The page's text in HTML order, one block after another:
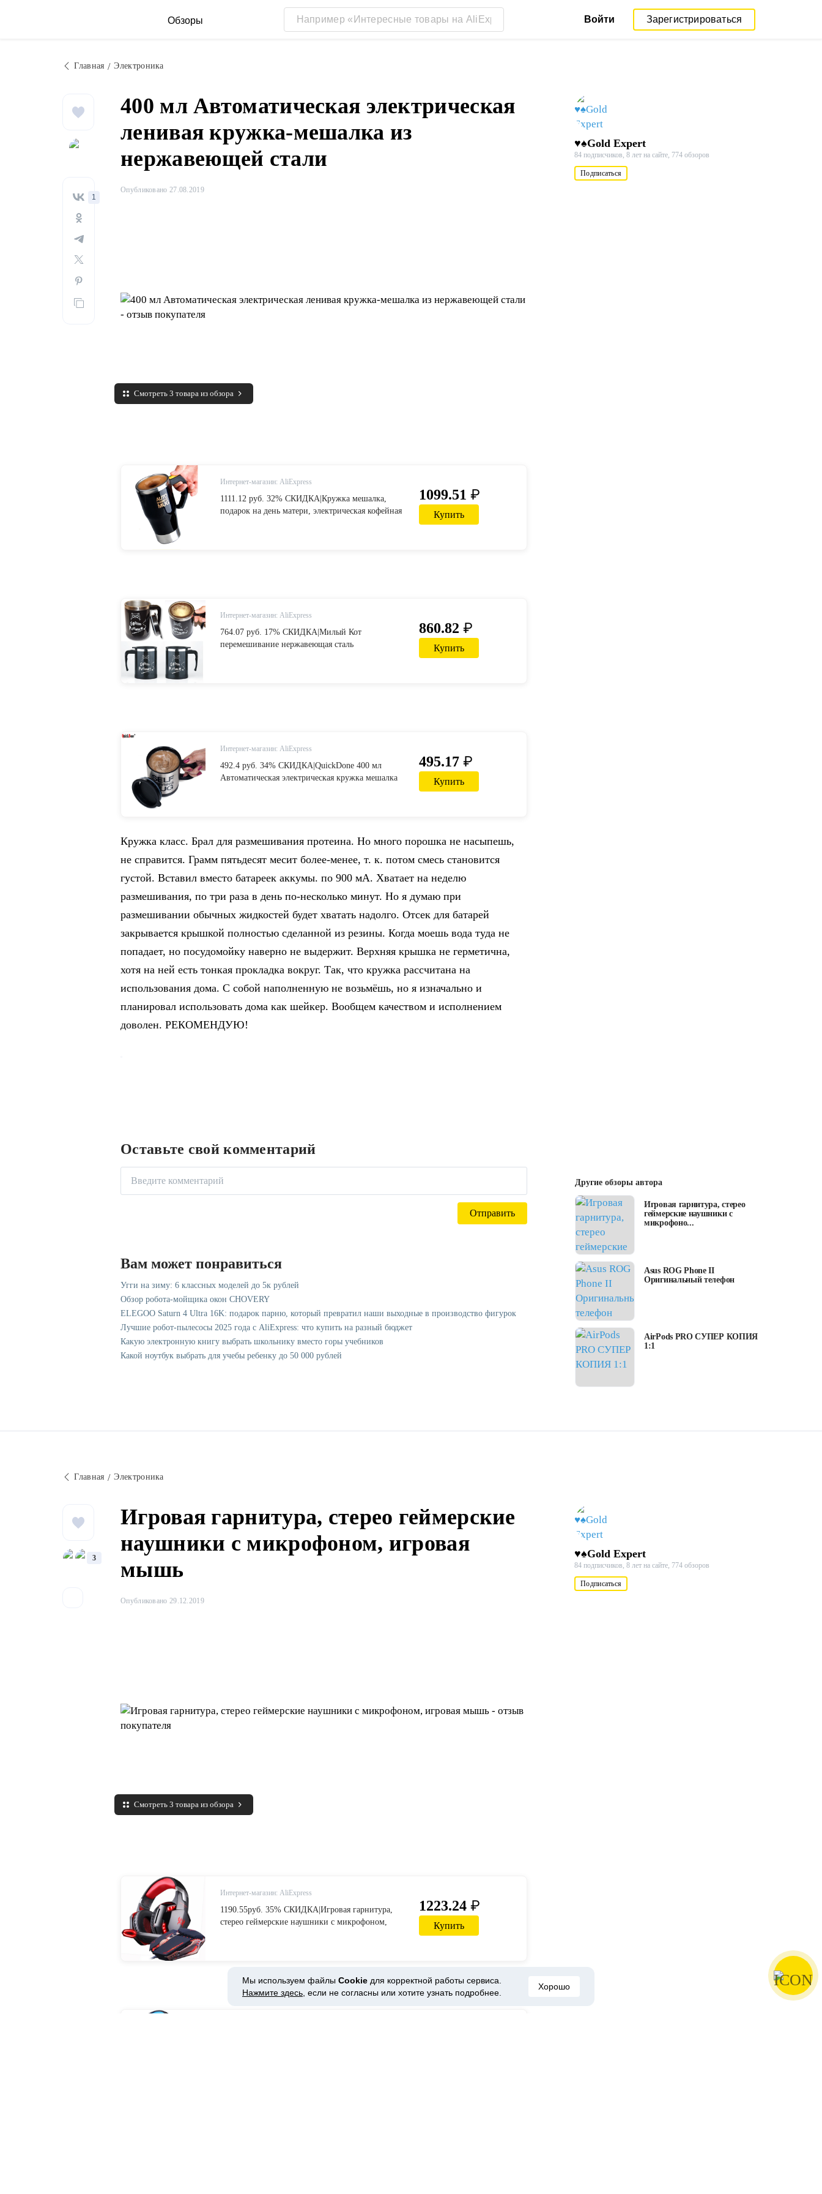
Обзоры Войти Зарегистрироваться
Главная Электроника
1
400 мл Автоматическая электрическая
ленивая кружка-мешалка из
нержавеющей стали
Опубликовано 27.08.2019
Смотреть 3 товара из обзора
Интернет-магазин: AliExpress
1111.12 руб. 32% СКИДКА|Кружка мешалка,
подарок на день матери, электрическая кофейная
1099.51 ₽
Купить
Интернет-магазин: AliExpress
764.07 руб. 17% СКИДКА|Милый Кот
перемешивание нержавеющая сталь
860.82 ₽
Купить
Интернет-магазин: AliExpress
492.4 руб. 34% СКИДКА|QuickDone 400 мл
Автоматическая электрическая кружка мешалка
495.17 ₽
Купить
Кружка класс. Брал для размешивания протеина. Но много порошка не насыпешь,
не справится. Грамм пятьдесят месит более-менее, т. к. потом смесь становится
густой. Вставил вместо батареек аккумы. по 900 мА. Хватает на неделю
размешивания, по три раза в день по-несколько минут. Но я думаю при
размешивании обычных жидкостей будет хватать надолго. Отсек для батарей
закрывается крышкой полностью сделанной из резины. Когда моешь вода туда не
попадает, но посудомойку наверно не выдержит. Верхняя крышка не герметична,
хотя на ней есть тонкая прокладка вокруг. Так, что кружка рассчитана на
использования дома. С собой наполненную не возьмёшь, но я изначально и
планировал использовать дома как шейкер. Вообщем качеством и исполнением
доволен. РЕКОМЕНДУЮ!
♥♠Gold Expert
84 подписчиков, 8 лет на сайте, 774 обзоров
Подписаться
Оставьте свой комментарий
Вам может понравиться
Угги на зиму: 6 классных моделей до 5к рублей
Обзор робота-мойщика окон CHOVERY
ELEGOO Saturn 4 Ultra 16K: подарок парню, который превратил наши выходные в производство фигурок
Лучшие робот-пылесосы 2025 года с AliExpress: что купить на разный бюджет
Какую электронную книгу выбрать школьнику вместо горы учебников
Какой ноутбук выбрать для учебы ребенку до 50 000 рублей
Другие обзоры автора
Игровая гарнитура, стерео
геймерские наушники с
микрофоно...
Asus ROG Phone II
Оригинальный телефон
AirPods PRO СУПЕР КОПИЯ
1:1
Главная Электроника
3
Игровая гарнитура, стерео геймерские
наушники с микрофоном, игровая
мышь
Опубликовано 29.12.2019
Смотреть 3 товара из обзора
Интернет-магазин: AliExpress
1190.55руб. 35% СКИДКА|Игровая гарнитура,
стерео геймерские наушники с микрофоном,
1223.24 ₽
Купить
♥♠Gold Expert
84 подписчиков, 8 лет на сайте, 774 обзоров
Подписаться
Мы используем файлы Cookie для корректной работы сервиса.
Нажмите здесь , если не согласны или хотите узнать подробнее.
Хорошо